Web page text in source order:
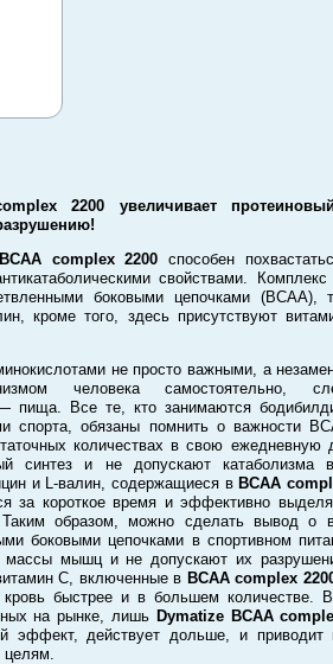
2200 увеличивает
BCAA complex 2200 способен
свойствами.
боковыми цепочками (BCAA),
кроме того, здесь присутствуют
не просто важными, а
человека самостоятельно,
пища. Все те, кто занимаются
спорта, обязаны помнить о важности
количествах в свою ежедневную
синтез и не допускают катаболизма
и L-валин, содержащиеся в BCAA
за короткое время и эффективно
Таким образом, можно сделать вывод о
боковыми цепочками в спортивном
массы мышц и не допускают их
C, включенные в BCAA complex
кровь быстрее и в большем количестве.
на рынке, лишь Dymatize BCAA
эффект, действует дольше, и
целям.